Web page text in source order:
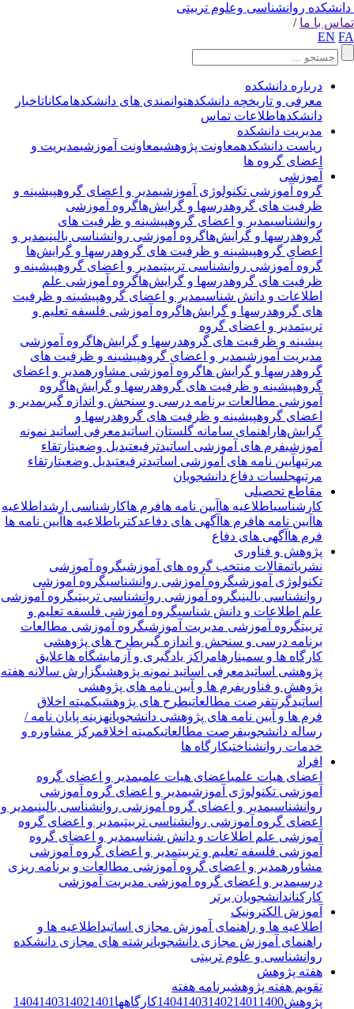
روانشناسی وعلوم تربیتی
با ما /
EN
درباره دانشکده
معرفی و تاریخچه دانشکدهتوانمندی های دانشکدهامکاناتاخبار
دانشکدهاطلاعات تماس
مدیریت دانشکده
ریاست دانشکدهمعاونت پژوهشیمعاونت آموزشیمدیریت و
اعضای گروه ها
آموزشی
گروه آموزشی تکنولوژی آموزشیمدیر و اعضای گروهپیشینه و
ظرفیت های گروهدرسها و گرایش‌هاگروه آموزشی
روانشناسیمدیر و اعضای گروهپیشینه و ظرفیت های
گروهدرسها و گرایش‌هاگروه آموزشی روانشناسی بالینیمدیر و
اعضای گروهپیشینه و ظرفیت های گروهدرسها و گرایش‌ها
گروه آموزشی روانشناسی تربیتیمدیر و اعضای گروهپیشینه و
ظرفیت های گروهدرسها و گرایش‌هاگروه آموزشی علم
اطلاعات و دانش شناسیمدیر و اعضای گروهپیشینه و ظرفیت
های گروهدرسها و گرایش‌هاگروه آموزشی فلسفه تعلیم و
تربیتمدیر و اعضای گروه
پیشینه و ظرفیت های گروهدرسها و گرایش‌هاگروه آموزشی
مدیریت آموزشیمدیر و اعضای گروهپیشینه و ظرفیت های
گروهدرسها و گرایش هاگروه آموزشی مشاوره مدیر و اعضای
گروهپیشینه و ظرفیت های گروهدرسها و گرایش‌هاگروه
آموزشی مطالعات برنامه درسی و سنجش و اندازه گیریمدیر و
اعضای گروهپیشینه و ظرفیت های گروهدرسها و
گرایش‌هاراهنمای سامانه گلستان اساتیدمعرفی اساتید نمونه
آموزشیفرم های آموزشی اساتیدترفیعتبدیل وضعیتارتقاء
مرتبهآیین نامه های آموزشی اساتیدترفیعتبدیل وضعیتارتقاء
مرتبهجلسات دفاع دانشجویان
مقاطع تحصیلی
کارشناسیاطلاعیه هاآیین نامه هافرم هاکارشناسی ارشداطلاعیه
هاآیین نامه هافرم هاآگهی های دفاعدکتریاطلاعیه هاآیین نامه ها
فرم هاآگهی های دفاع
پژوهش و فناوری
نشریاتمقالات منتخب گروه های آموزشیگروه آموزشی
تکنولوژی آموزشیگروه آموزشی روانشناسیگروه آموزشی
روانشناسی بالینیگروه آموزشی روانشناسی تربیتیگروه آموزشی
علم اطلاعات و دانش شناسیگروه آموزشی فلسفه تعلیم و
تربیتگروه آموزشی مدیریت آموزشیگروه آموزشی مطالعات
برنامه درسی و سنجش و اندازه گیریطرح های پژوهشی
کارگاه ها و سمینارهامراکز یادگیری و آزمایشگاه هاعلایق
پژوهشی اساتیدمعرفی اساتید نمونه پژوهشیگزارش سالانه هفته
پژوهش و فناوریفرم ها و آیین نامه های پژوهشی
اساتیدگرنت فرصت مطالعاتیطرح های پژوهشیکمیته اخلاق
فرم ها و آیین نامه های پژوهشی دانشجویانهزینه پایان نامه /
رساله دانشجوییفرصت مطالعاتیکمیته اخلاقمرکز مشاوره و
خدمات روانشناختیکارگاه ها
افراد
اعضای هیات علمیاعضای هیات علمیمدیر و اعضای گروه
آموزشی تکنولوژی آموزشیمدیر و اعضای گروه آموزشی
روانشناسیمدیر و اعضای گروه آموزشی روانشناسی بالینیمدیر و
اعضای گروه آموزشی روانشناسی تربیتیمدیر و اعضای گروه
آموزشی علم اطلاعات و دانش شناسیمدیر و اعضای گروه
آموزشی فلسفه تعلیم و تربیتمدیر و اعضای گروه آموزشی
مشاوره مدیر و اعضای گروه آموزشی مطالعات و برنامه ریزی
درسیمدیر و اعضای گروه آموزشی مدیریت آموزشی
کارکناندانشجویان برتر
آموزش الکترونیک
اطلاعیه ها و راهنمای آموزش مجازی اساتیداطلاعیه ها و
راهنمای آموزش مجازی دانشجویانرشته های مجازی دانشکده
روانشناسی و علوم تربیتی
هفته پژوهش
تقویم هفته پژوهشبرنامه هفته
پژوهش
14041403140214011400 کارگاهها 1404140314021401